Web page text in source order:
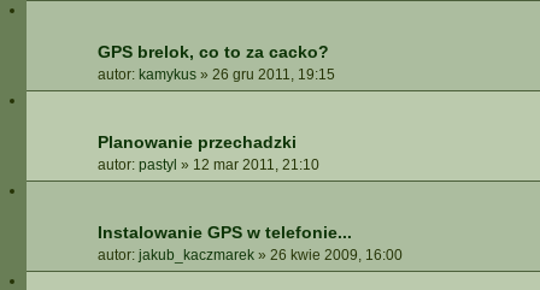
GPS brelok, co to za cacko?
autor: kamykus » 26 gru 2011, 19:15
Planowanie przechadzki
autor: pastyl » 12 mar 2011, 21:10
Instalowanie GPS w telefonie...
autor: jakub_kaczmarek » 26 kwie 2009, 16:00